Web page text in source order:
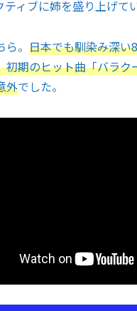
ィブに姉を盛り上げて
。 日本でも馴染み深い
初期のヒット曲「バラク
外でした。